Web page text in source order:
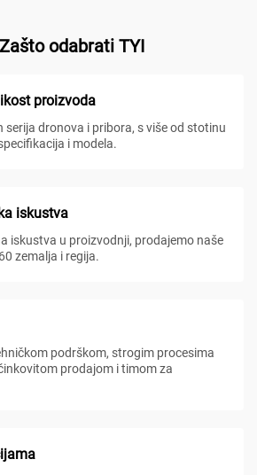
odabrati TYI
proizvoda
serija dronova i pribora, s više od stotinu
i modela.
iskustva
iskustva u proizvodnji, prodajemo naše
zemalja i regija.
podrškom, strogim procesima
prodajom i timom za